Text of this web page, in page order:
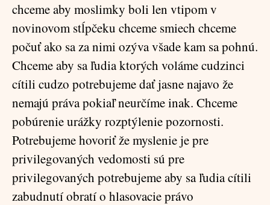
chceme aby moslimky boli len vtipom v
novinovom stĺpčeku chceme smiech chceme
počuť ako sa za nimi ozýva všade kam sa pohnú.
Chceme aby sa ľudia ktorých voláme cudzinci
cítili cudzo potrebujeme dať jasne najavo že
nemajú práva pokiaľ neurčíme inak. Chceme
pobúrenie urážky rozptýlenie pozornosti.
Potrebujeme hovoriť že myslenie je pre
privilegovaných vedomosti sú pre
privilegovaných potrebujeme aby sa ľudia cítili
zabudnutí obratí o hlasovacie právo